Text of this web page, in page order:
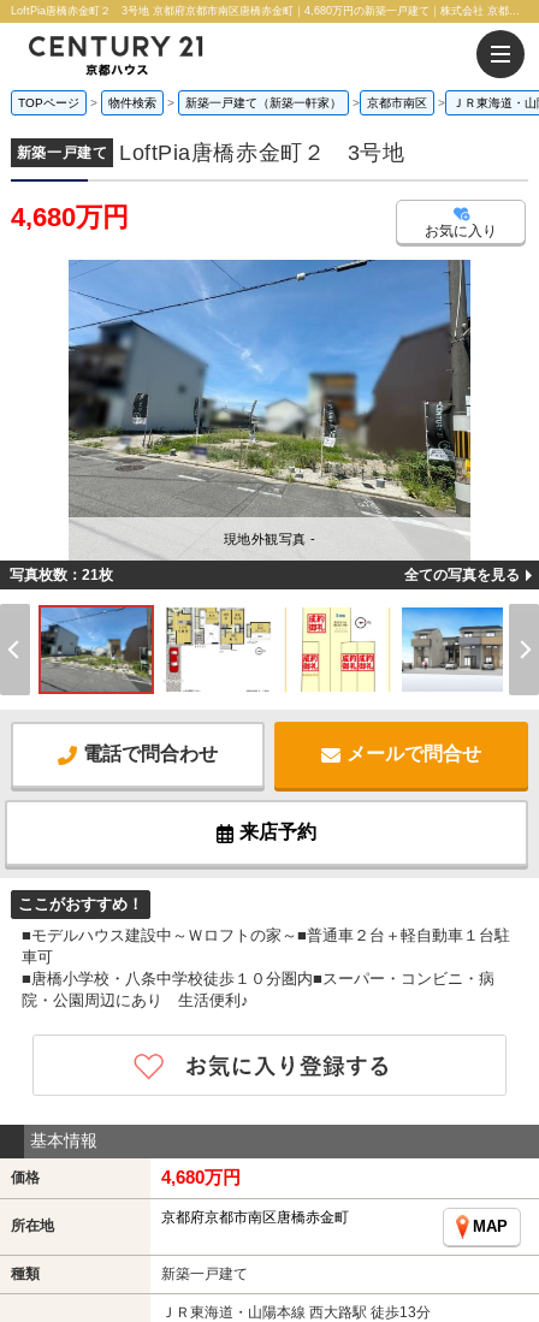
LoftPia唐橋赤金町２ 3号地 京都府京都市南区唐橋赤金町｜4,680万円の新築一戸建て｜株式会社 京都ハウス
TOPページ 物件検索 新築一戸建て（新築一軒家） 京都市南区 ＪＲ東海道・
新築一戸建て LoftPia唐橋赤金町２ 3号地
4,680万円 お気に入り
現地外観写真 -
写真枚数：21枚 全ての写真を見る
電話で問合わせ メールで問合せ
来店予約
ここがおすすめ！
■モデルハウス建設中～Ｗロフトの家～■普通車２台＋軽自動車１台駐
車可
■唐橋小学校・八条中学校徒歩１０分圏内■スーパー・コンビニ・病
院・公園周辺にあり 生活便利♪
基本情報
価格 4,680万円
所在地 京都府京都市南区唐橋赤金町
MAP
種類 新築一戸建て
ＪＲ東海道・山陽本線 西大路駅 徒歩13分